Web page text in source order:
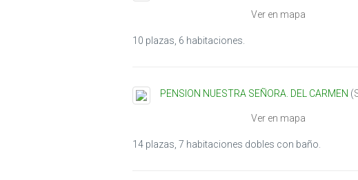
Ver en mapa
10 plazas, 6 habitaciones.
PENSION NUESTRA SEÑORA. DEL CARMEN (
Ver en mapa
14 plazas, 7 habitaciones dobles con baño.